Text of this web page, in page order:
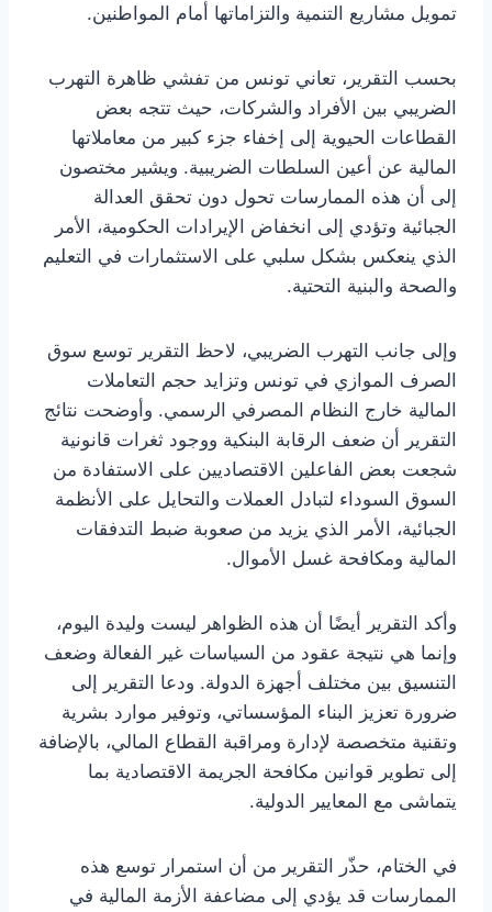
تمويل مشاريع التنمية والتزاماتها أمام المواطنين.
بحسب التقرير، تعاني تونس من تفشي ظاهرة التهرب
الضريبي بين الأفراد والشركات، حيث تتجه بعض
القطاعات الحيوية إلى إخفاء جزء كبير من معاملاتها
المالية عن أعين السلطات الضريبية. ويشير مختصون
إلى أن هذه الممارسات تحول دون تحقق العدالة
الجبائية وتؤدي إلى انخفاض الإيرادات الحكومية، الأمر
الذي ينعكس بشكل سلبي على الاستثمارات في التعليم
والصحة والبنية التحتية.
وإلى جانب التهرب الضريبي، لاحظ التقرير توسع سوق
الصرف الموازي في تونس وتزايد حجم التعاملات
المالية خارج النظام المصرفي الرسمي. وأوضحت نتائج
التقرير أن ضعف الرقابة البنكية ووجود ثغرات قانونية
شجعت بعض الفاعلين الاقتصاديين على الاستفادة من
السوق السوداء لتبادل العملات والتحايل على الأنظمة
الجبائية، الأمر الذي يزيد من صعوبة ضبط التدفقات
المالية ومكافحة غسل الأموال.
وأكد التقرير أيضًا أن هذه الظواهر ليست وليدة اليوم،
وإنما هي نتيجة عقود من السياسات غير الفعالة وضعف
التنسيق بين مختلف أجهزة الدولة. ودعا التقرير إلى
ضرورة تعزيز البناء المؤسساتي، وتوفير موارد بشرية
وتقنية متخصصة لإدارة ومراقبة القطاع المالي، بالإضافة
إلى تطوير قوانين مكافحة الجريمة الاقتصادية بما
يتماشى مع المعايير الدولية.
في الختام، حذّر التقرير من أن استمرار توسع هذه
الممارسات قد يؤدي إلى مضاعفة الأزمة المالية في